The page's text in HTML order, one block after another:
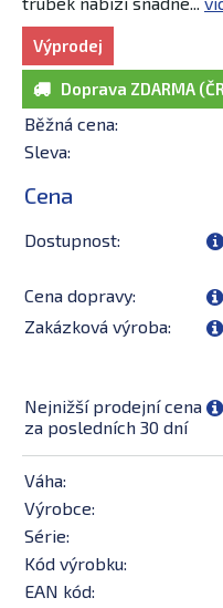
Výprodej
Doprava ZDARMA
Běžná cena:
Sleva:
Cena
Dostupnost:
Cena dopravy:
Zakázková výroba:
Nejnižší prodejní cena
za posledních 30 dní
Váha:
Výrobce:
Série:
Kód výrobku:
EAN kód: